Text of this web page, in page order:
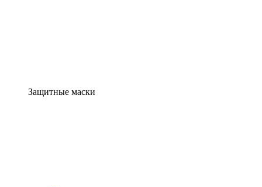
Защитные маски